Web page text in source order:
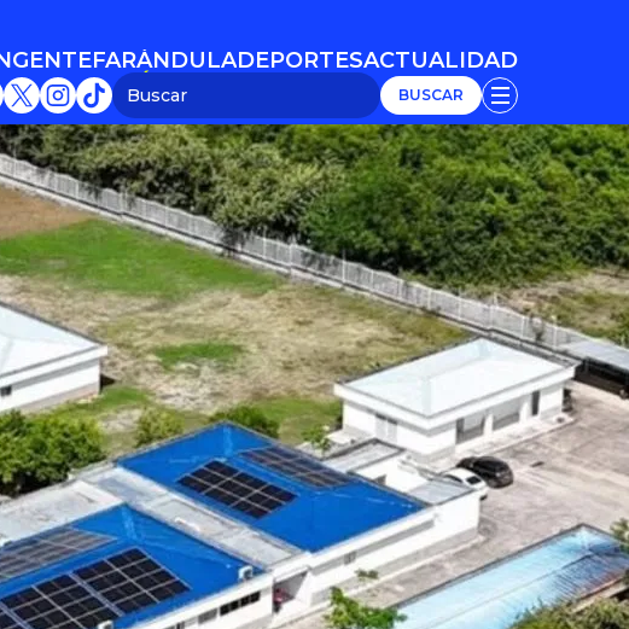
GENTE
GENTE
FARÁNDULA
FARÁNDULA
DEPORTESACTUALIDAD
ACTUALIDAD